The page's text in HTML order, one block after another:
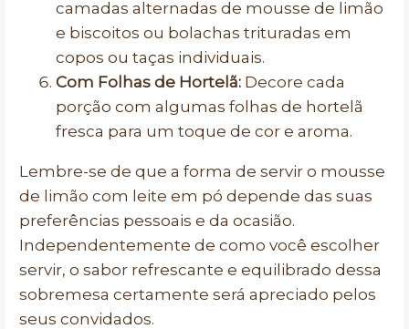
camadas alternadas de mousse de limão
e biscoitos ou bolachas trituradas em
copos ou taças individuais.
Com Folhas de Hortelã: Decore cada
porção com algumas folhas de hortelã
fresca para um toque de cor e aroma.
Lembre-se de que a forma de servir o mousse
de limão com leite em pó depende das suas
preferências pessoais e da ocasião.
Independentemente de como você escolher
servir, o sabor refrescante e equilibrado dessa
sobremesa certamente será apreciado pelos
seus convidados.